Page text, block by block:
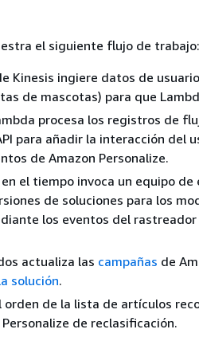
el siguiente flujo de trabajo:
Kinesis ingiere datos de
de mascotas) para que
procesa los registros de
para añadir la interacción del
de Amazon Personalize.
el tiempo invoca un equipo
de soluciones para los
los eventos del
actualiza las campañas de
solución.
orden de la lista de artículos
de reclasificación.